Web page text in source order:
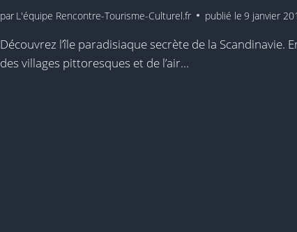
par L'équipe Rencontre-Tourisme-Culturel.fr publié le 9 janvier
Découvrez l’île paradisiaque secrète de la Scandinavie.
des villages pittoresques et de l’air…